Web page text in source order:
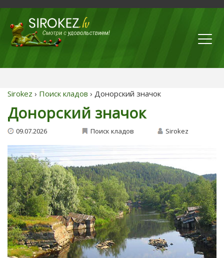
Sirokez › Поиск кладов › Донорский значок
Донорский значок
09.07.2026 Поиск кладов Sirokez